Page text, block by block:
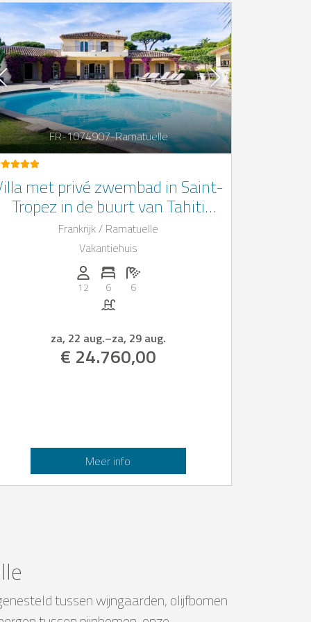
FR-1074907-Ramatuelle
met privé zwembad in Saint-
Tropez in de buurt van Tahiti
Beach
Frankrijk / Ramatuelle
Vakantiehuis
Personen (max.): 12
12
Aantal slaapkamers: 6
6
Aantal badkamers: 6
6
Zwembad
za, 22 aug.–za, 29 aug.
€ 24.760,00
Meer info
tussen wijngaarden, olijfbomen